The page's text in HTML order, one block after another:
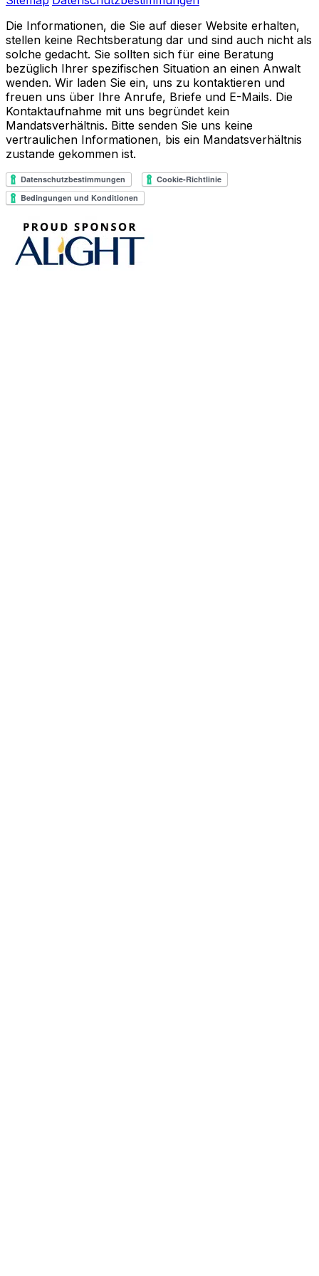
Die Informationen, die Sie auf dieser Website erhalten,
stellen keine Rechtsberatung dar und sind auch nicht als
solche gedacht. Sie sollten sich für eine Beratung
bezüglich Ihrer spezifischen Situation an einen Anwalt
wenden. Wir laden Sie ein, uns zu kontaktieren und
freuen uns über Ihre Anrufe, Briefe und E-Mails. Die
Kontaktaufnahme mit uns begründet kein
Mandatsverhältnis. Bitte senden Sie uns keine
vertraulichen Informationen, bis ein Mandatsverhältnis
zustande gekommen ist.